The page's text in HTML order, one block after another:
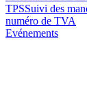
TPSSuivi des
numéro de TVA
Evénements